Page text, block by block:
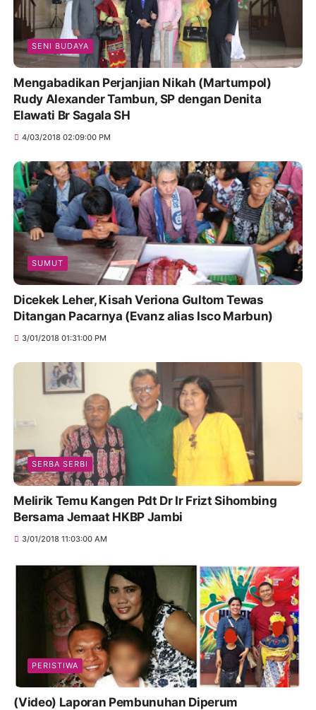
SENI BUDAYA
Mengabadikan Perjanjian Nikah (Martumpol)
Rudy Alexander Tambun, SP dengan Denita
Elawati Br Sagala SH
4/03/2018 02:09:00 PM
SUMUT
Dicekek Leher, Kisah Veriona Gultom Tewas
Ditangan Pacarnya (Evanz alias Isco Marbun)
3/01/2018 01:31:00 PM
SERBA SERBI
Melirik Temu Kangen Pdt Dr Ir Frizt Sihombing
Bersama Jemaat HKBP Jambi
3/01/2018 11:03:00 AM
PERISTIWA
(Video) Laporan Pembunuhan Diperum